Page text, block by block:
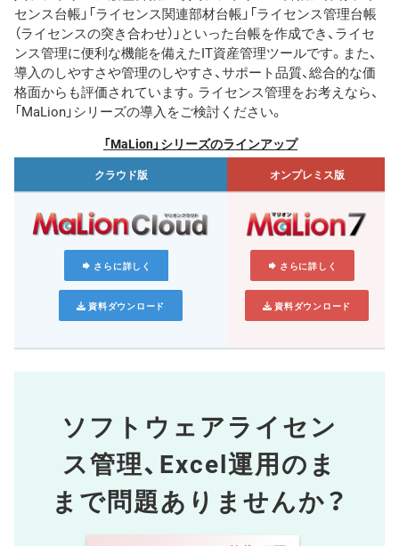
センス台帳」「ライセンス関連部材台帳」「ライセンス管理台帳
（ライセンスの突き合わせ）」といった台帳を作成でき、ライセ
ンス管理に便利な機能を備えたIT資産管理ツールです。また、
導入のしやすさや管理のしやすさ、サポート品質、総合的な価
格面からも評価されています。ライセンス管理をお考えなら、
「MaLion」シリーズの導入をご検討ください。
「MaLion」シリーズのラインアップ
クラウド版 オンプレミス版
さらに詳しく
資料ダウンロード
さらに詳しく
資料ダウンロード
ソフトウェアライセン
ス管理、Excel運用のま
まで問題ありませんか？